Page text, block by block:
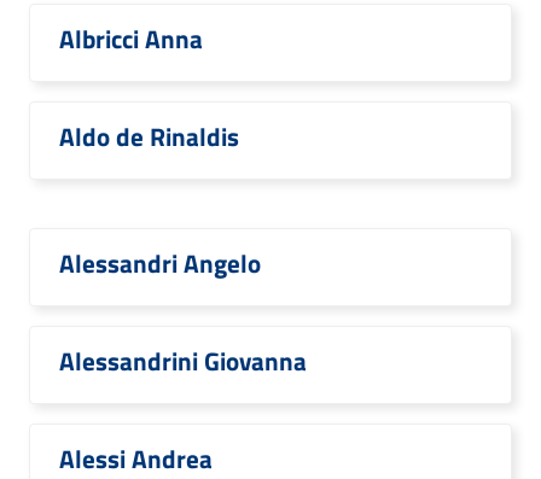
Albricci Anna
Aldo de Rinaldis
Alessandri Angelo
Alessandrini Giovanna
Alessi Andrea